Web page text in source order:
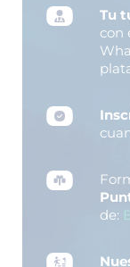
Tu
con
de: